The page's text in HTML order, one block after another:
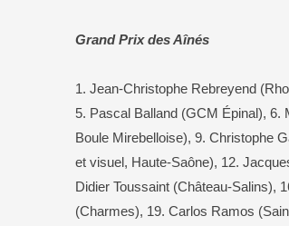
Grand Prix des Aînés
1. Jean-Christophe Rebreyend
5. Pascal Balland (GCM Épinal),
Boule Mirebelloise), 9. Christophe
et visuel, Haute-Saône), 12.
Didier Toussaint (Château-Salins),
(Charmes), 19. Carlos Ramos